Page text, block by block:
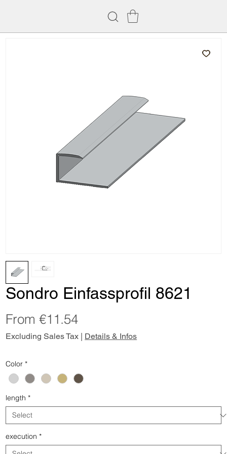
Sondro Einfassprofil 8621
From€11.54Sale
Price
Excluding Sales Tax | Details & Infos
Color *
length *
execution *